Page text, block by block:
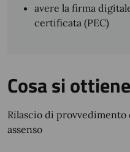
avere la firma
certificata (PEC)
Cosa si ottiene
Rilascio di
assenso